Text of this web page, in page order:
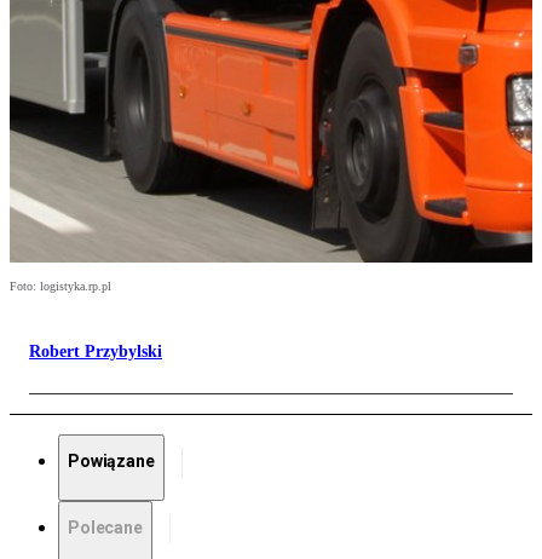
Foto: logistyka.rp.pl
Robert Przybylski
Powiązane
Polecane